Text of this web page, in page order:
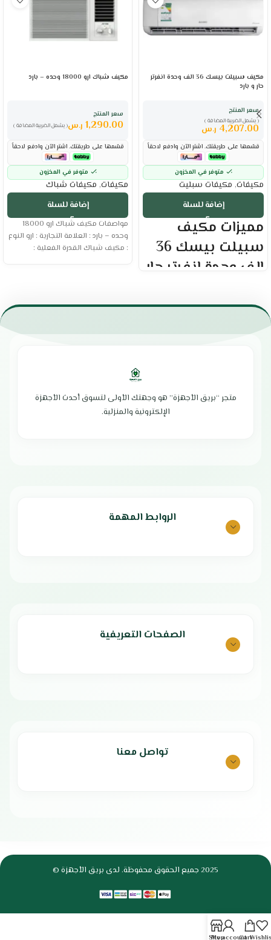
مكيف سبيلت بيسك 36 الف وحدة انفرتر
حار و بارد
سعر المنتج
( يشمل الضريبة المضافة )
4,207.00 ر.س
قسّمها على طريقتك. اشترِ الآن وادفع لاحقاً
متوفر في المخزون
مكيفات, مكيفات سبليت
إضافة للسلة
مميزات مكيف
سبيلت بيسك 36
الف وحدة انفرتر حار
مكيف هواء حار و بارد
كمبروسر انفرتر عالي الكفاءة
خاصية وضع النوم
مكيف شباك ارو 18000 وحده – بارد
سعر المنتج
( يشمل الضريبة المضافة ) 1,290.00 ر.س
قسّمها على طريقتك. اشترِ الآن وادفع لاحقاً
متوفر في المخزون
مكيفات, مكيفات شباك
إضافة للسلة
مواصفات مكيف شباك ارو 18000
وحده – بارد : العلامة التجارية : ارو النوع
: مكيف شباك القدرة الفعلية :
متجر “بريق الأجهزة” هو وجهتك الأولى لتسوق أحدث الأجهزة
الإلكترونية والمنزلية.
الروابط المهمة
الصفحات التعريفية
تواصل معنا
2025 جميع الحقوق محفوظة. لدى بريق الأجهزة ©
Cart
My account
Shop